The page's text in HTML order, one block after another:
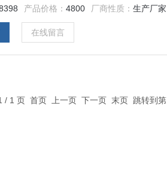
产品价格：4800 厂商性质：生产厂家
在线留言
/ 1 页 首页 上一页 下一页 末页 跳转到第